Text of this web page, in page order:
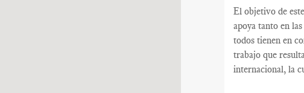
El objetivo de
apoya tanto en
todos tienen en
trabajo que
internacional, la